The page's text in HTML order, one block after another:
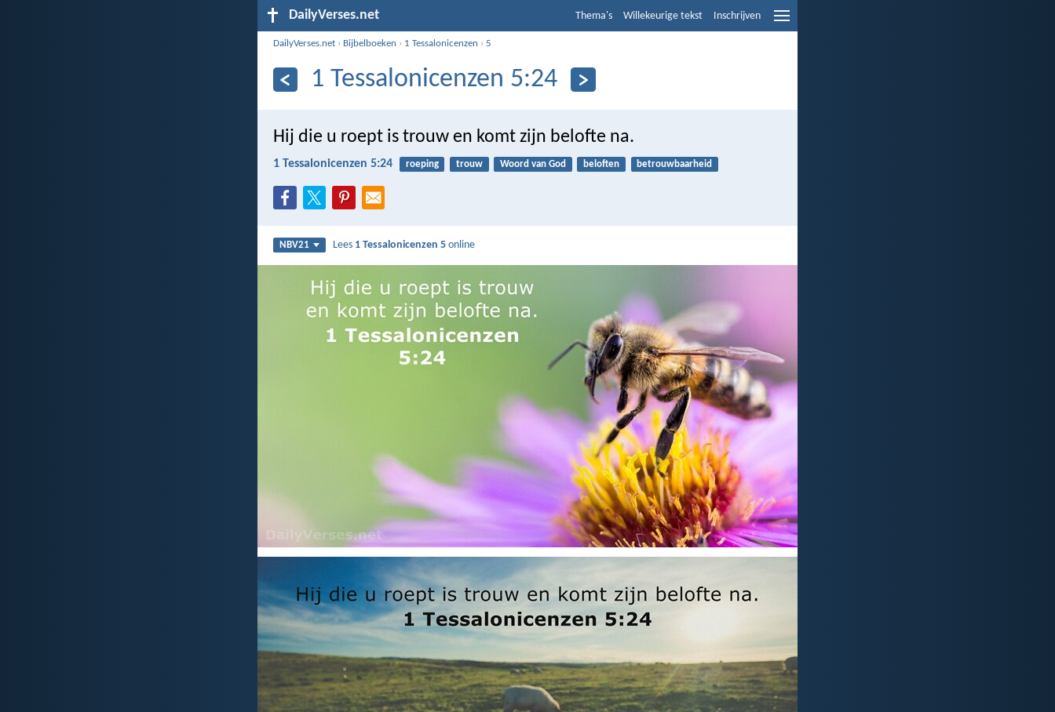
DailyVerses.net Thema's Willekeurige tekst Inschrijven
DailyVerses.net › Bijbelboeken › 1 Tessalonicenzen ›5
1 Tessalonicenzen 5:24
Hij die u roept is trouw en komt zijn belofte na.
1 Tessalonicenzen 5:24 roeping trouw Woord van God beloften betrouwbaarheid
NBV21 Lees 1 Tessalonicenzen 5 online